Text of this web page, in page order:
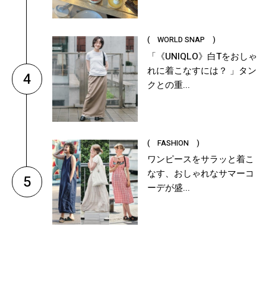
4
( WORLD SNAP )
「《UNIQLO》白Tをおしゃ
れに着こなすには？ 」タン
クとの重...
5
( FASHION )
ワンピースをサラッと着こ
なす、おしゃれなサマーコ
ーデが盛...